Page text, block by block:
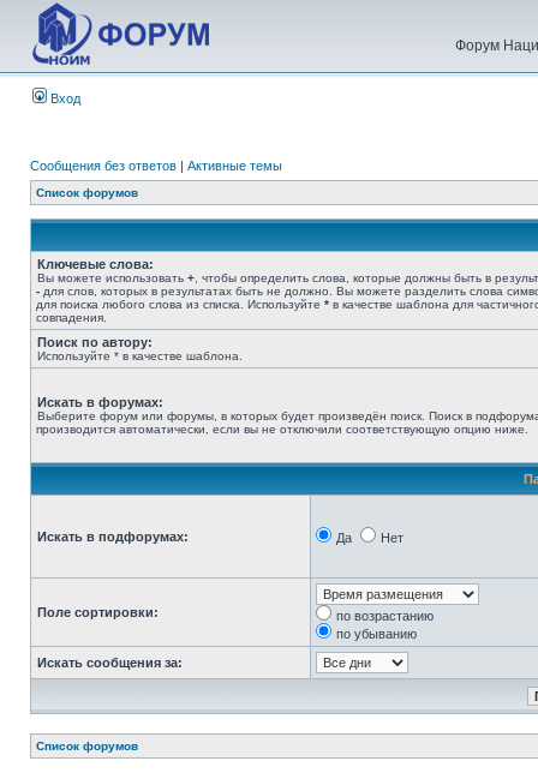
Форум
Вход
Сообщения без ответов | Активные темы
Список форумов
Ключевые слова:
Вы можете использовать + , чтобы определить слова, которые должны быть в
- для слов, которых в результатах быть не должно. Вы можете разделить слова
для поиска любого слова из списка. Используйте * в качестве шаблона для
совпадения.
Поиск по автору:
Используйте * в качестве шаблона.
Искать в форумах:
Выберите форум или форумы, в которых будет произведён поиск. Поиск в
производится автоматически, если вы не отключили соответствующую опцию ниже.
Искать в подфорумах: Да Нет
Поле сортировки:
по возрастанию
по убыванию
Искать сообщения за:
Список форумов